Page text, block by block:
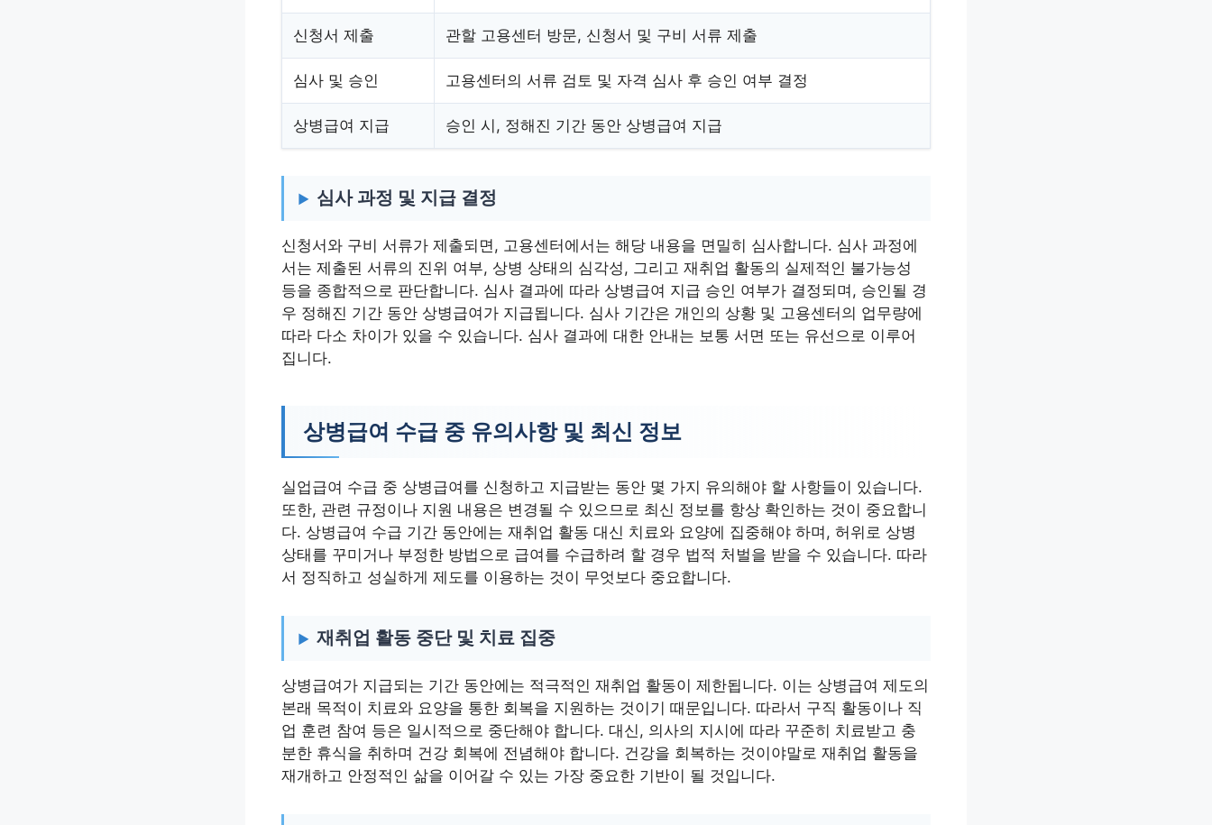
신청서 제출 관할 고용센터 방문, 신청서 및 구비 서류 제출
심사 및 승인 고용센터의 서류 검토 및 자격 심사 후 승인 여부 결정
상병급여 지급 승인 시, 정해진 기간 동안 상병급여 지급
심사 과정 및 지급 결정
신청서와 구비 서류가 제출되면, 고용센터에서는 해당 내용을 면밀히 심사합니다. 심사 과정에
서는 제출된 서류의 진위 여부, 상병 상태의 심각성, 그리고 재취업 활동의 실제적인 불가능성
등을 종합적으로 판단합니다. 심사 결과에 따라 상병급여 지급 승인 여부가 결정되며, 승인될 경
우 정해진 기간 동안 상병급여가 지급됩니다. 심사 기간은 개인의 상황 및 고용센터의 업무량에
따라 다소 차이가 있을 수 있습니다. 심사 결과에 대한 안내는 보통 서면 또는 유선으로 이루어
집니다.
상병급여 수급 중 유의사항 및 최신 정보
실업급여 수급 중 상병급여를 신청하고 지급받는 동안 몇 가지 유의해야 할 사항들이 있습니다.
또한, 관련 규정이나 지원 내용은 변경될 수 있으므로 최신 정보를 항상 확인하는 것이 중요합니
다. 상병급여 수급 기간 동안에는 재취업 활동 대신 치료와 요양에 집중해야 하며, 허위로 상병
상태를 꾸미거나 부정한 방법으로 급여를 수급하려 할 경우 법적 처벌을 받을 수 있습니다. 따라
서 정직하고 성실하게 제도를 이용하는 것이 무엇보다 중요합니다.
재취업 활동 중단 및 치료 집중
상병급여가 지급되는 기간 동안에는 적극적인 재취업 활동이 제한됩니다. 이는 상병급여 제도의
본래 목적이 치료와 요양을 통한 회복을 지원하는 것이기 때문입니다. 따라서 구직 활동이나 직
업 훈련 참여 등은 일시적으로 중단해야 합니다. 대신, 의사의 지시에 따라 꾸준히 치료받고 충
분한 휴식을 취하며 건강 회복에 전념해야 합니다. 건강을 회복하는 것이야말로 재취업 활동을
재개하고 안정적인 삶을 이어갈 수 있는 가장 중요한 기반이 될 것입니다.